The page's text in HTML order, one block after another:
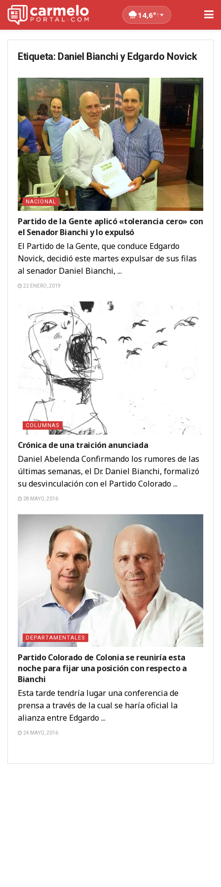
14,6°↑
Etiqueta: Daniel Bianchi y Edgardo Novick
NACIONAL
Partido de la Gente aplicó «tolerancia cero» con
el Senador Bianchi y lo expulsó
El Partido de la Gente, que conduce Edgardo
Novick, decidió este martes expulsar de sus filas
al senador Daniel Bianchi, ...
22 ENERO, 2019
COLUMNAS
Crónica de una traición anunciada
Daniel Abelenda Confirmando los rumores de las
últimas semanas, el Dr. Daniel Bianchi, formalizó
su desvinculación con el Partido Colorado ...
28 MAYO, 2016
DEPARTAMENTALES
Partido Colorado de Colonia se reuniría esta
noche para fijar una posición con respecto a
Bianchi
Esta tarde tendría lugar una conferencia de
prensa a través de la cual se haría oficial la
alianza entre Edgardo ...
24 MAYO, 2016